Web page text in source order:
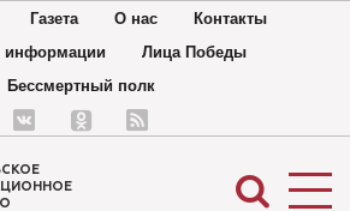
Газета О нас
Контакты
информации
Лица Победы
Бессмертный полк